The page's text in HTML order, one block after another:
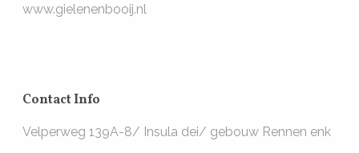
www.gielenenbooij.nl
Contact Info
Velperweg 139A-8/ Insula dei/ gebouw Rennen enk